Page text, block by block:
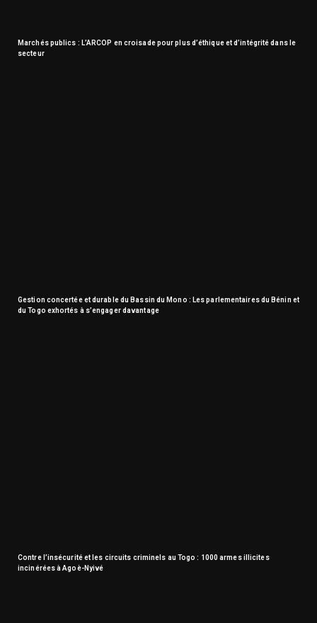
Marchés publics : L’ARCOP en croisade pour plus d’éthique et d’intégrité dans le
secteur
Gestion concertée et durable du Bassin du Mono : Les parlementaires du Bénin et
du Togo exhortés à s’engager davantage
Contre l’insécurité et les circuits criminels au Togo : 1000 armes illicites
incinérées à Agoè-Nyivé